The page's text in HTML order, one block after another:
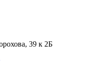
39 к 2Б